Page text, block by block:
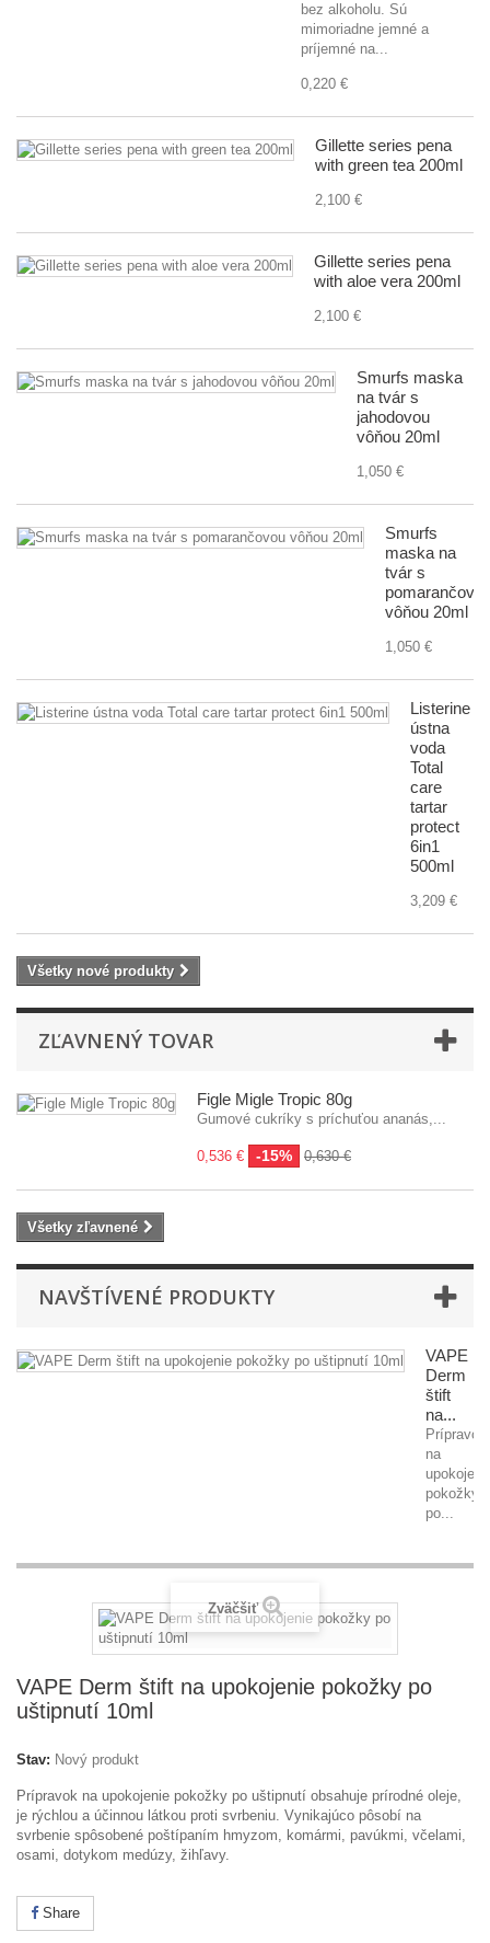
bez alkoholu. Sú
mimoriadne jemné a
príjemné na...
0,220 €
Gillette series pena
with green tea 200ml
2,100 €
Gillette series pena
with aloe vera 200ml
2,100 €
Smurfs maska
na tvár s
jahodovou
vôňou 20ml
1,050 €
Smurfs
maska na
tvár s
vôňou 20ml
1,050 €
Listerine
ústna
voda
Total
care
tartar
protect
6in1
500ml
3,209 €
Všetky nové produkty
ZĽAVNENÝ TOVAR
Figle Migle Tropic 80g
Gumové cukríky s príchuťou ananás,...
0,536 € -15% 0,630 €
Všetky zľavnené
NAVŠTÍVENÉ PRODUKTY
VAPE
Derm
štift
na...
Prípravok
na
pokožky
po...
Zväčšiť
VAPE Derm štift na upokojenie pokožky po
uštipnutí 10ml
Stav: Nový produkt
Prípravok na upokojenie pokožky po uštipnutí obsahuje prírodné oleje,
je rýchlou a účinnou látkou proti svrbeniu. Vynikajúco pôsobí na
svrbenie spôsobené poštípaním hmyzom, komármi, pavúkmi, včelami,
osami, dotykom medúzy, žihľavy.
Share